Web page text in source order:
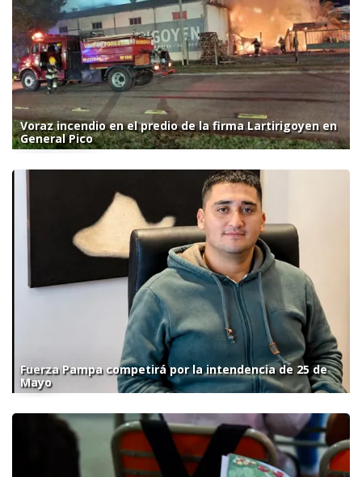
Voraz incendio en el predio de la firma Lartirigoyen en
General Pico
Fuerza Pampa competirá por la intendencia de 25 de
Mayo